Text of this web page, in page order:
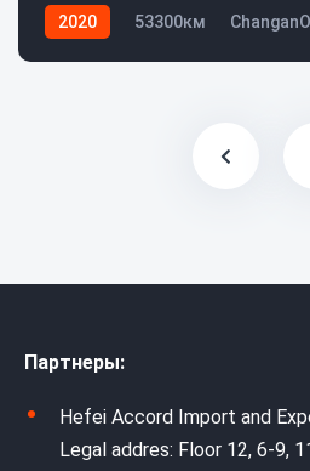
2020 53300км
Партнеры:
Hefei Accord Import and
Legal addres: Floor 12, 6-9,